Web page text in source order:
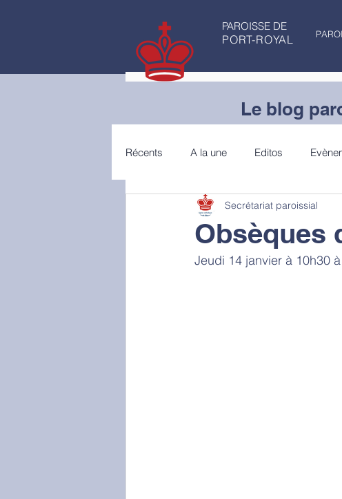
PAROISSE DE
PORT-ROYAL
Récents A la une Editos
Articles de fond Conseils de lecture
Obsèques
Secrétariat paroissial
Jeudi 14 janvier à 10h30
Le blog